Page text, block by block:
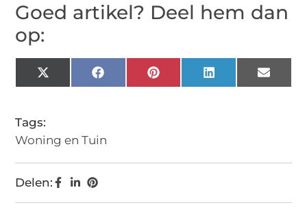
Goed artikel? Deel hem dan
op:
X
(Twitter)
FacebookPinterestLinkedIn Email
Tags:
Woning en Tuin
Delen: